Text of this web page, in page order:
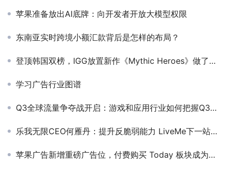
苹果准备放出AI底牌：向开发者开放大模型权限
东南亚实时跨境小额汇款背后是怎样的布局？
登顶韩国双榜，IGG放置新作《Mythic Heroes》做了什么？
学习广告行业图谱
Q3全球流量争夺战开启：游戏和应用行业如何把握Q3季节性机会和CPM趋势，抓住流量红利？
乐我无限CEO何雁丹：提升反脆弱能力 LiveMe下一站的转型与探索
苹果广告新增重磅广告位，付费购买 Today 板块成为广告主必争之地！